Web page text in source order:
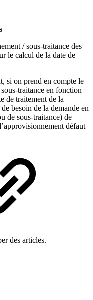
/ sous-traitance des
le calcul de la date de
si on prend en compte le
traitance en fonction
de traitement de la
besoin de la demande en
de sous-traitance) de
défaut
des articles.